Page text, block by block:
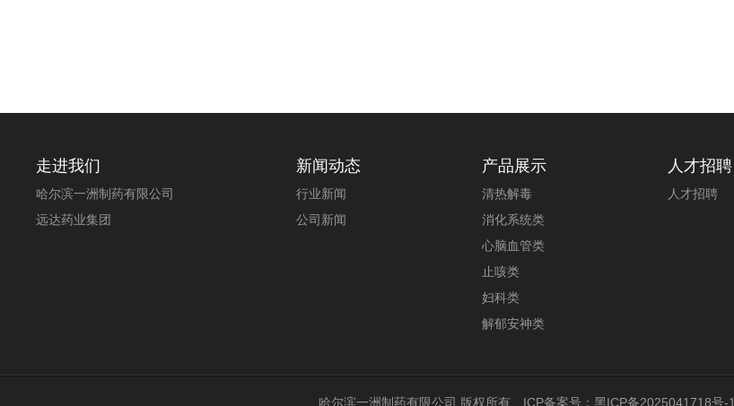
走进我们
哈尔滨一洲制药有限公司
远达药业集团
新闻动态
行业新闻
公司新闻
产品展示
清热解毒
消化系统类
心脑血管类
止咳类
妇科类
解郁安神类
人才招聘
人才招聘
哈尔滨一洲制药有限公司 版权所有 ICP备案号：黑ICP备2025041718号-1